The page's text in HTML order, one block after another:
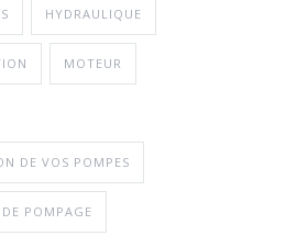
HYDRAULIQUE
MOTEUR
DE VOS POMPES
DE POMPAGE